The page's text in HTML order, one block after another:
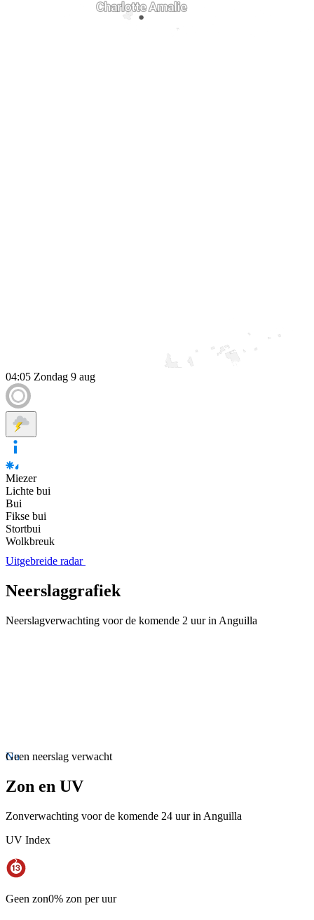
04:05 Zondag 9 aug
Miezer
Lichte bui
Bui
Fikse bui
Stortbui
Wolkbreuk
Uitgebreide radar
Neerslaggrafiek
Neerslagverwachting voor de komende 2 uur in Anguilla
Nu
Geen neerslag verwacht
Zon en UV
Zonverwachting voor de komende 24 uur in Anguilla
UV Index
Geen zon0% zon per uur